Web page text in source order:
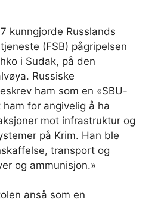
kunngjorde Russlands
(FSB) pågripelsen
i Sudak, på den
Russiske
ham som en «SBU-
for angivelig å ha
mot infrastruktur og
på Krim. Han ble
transport og
og ammunisjon.»
anså som en